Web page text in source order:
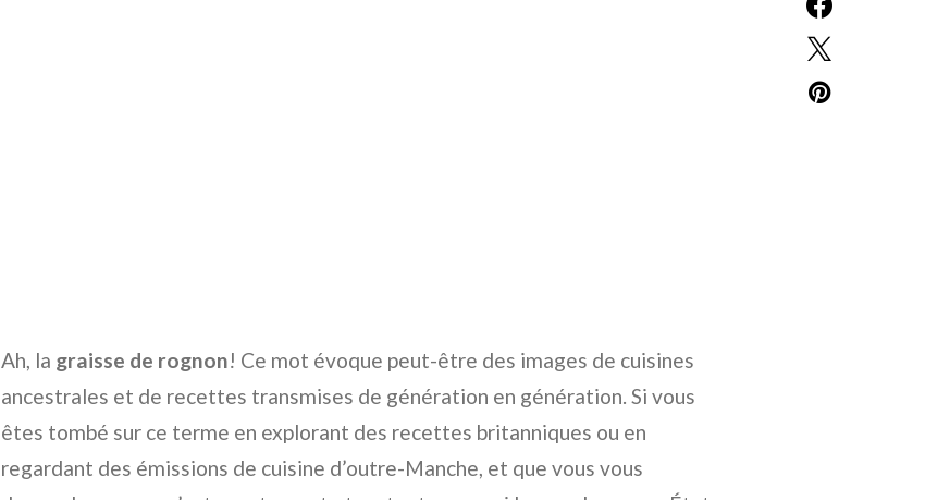
Ah, la graisse de rognon! Ce mot évoque peut-être des images de cuisines
ancestrales et de recettes transmises de génération en génération. Si vous
êtes tombé sur ce terme en explorant des recettes britanniques ou en
regardant des émissions de cuisine d’outre-Manche, et que vous vous